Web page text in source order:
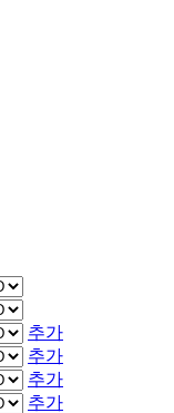
추가
추가
추가
추가